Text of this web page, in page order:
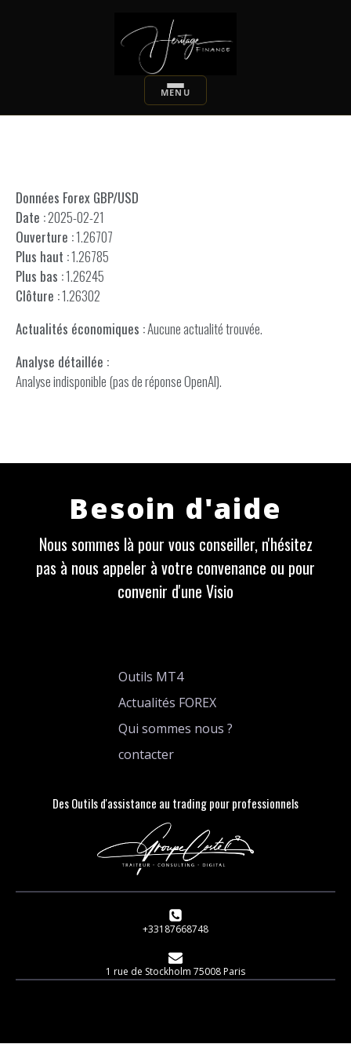
Données Forex GBP/USD
Date :2025-02-21
Ouverture :1.26707
Plus haut :1.26785
Plus bas :1.26245
Clôture :1.26302
Actualités économiques :Aucune actualité trouvée.
Analyse détaillée :
Analyse indisponible (pas de réponse OpenAI).
Besoin d'aide
Nous sommes là pour vous conseiller, n'hésitez
pas à nous appeler à votre convenance ou pour
convenir d'une Visio
Outils MT4
Actualités FOREX
Qui sommes nous ?
contacter
Des Outils d'assistance au trading pour professionnels
+33187668748
1 rue de Stockholm 75008 Paris